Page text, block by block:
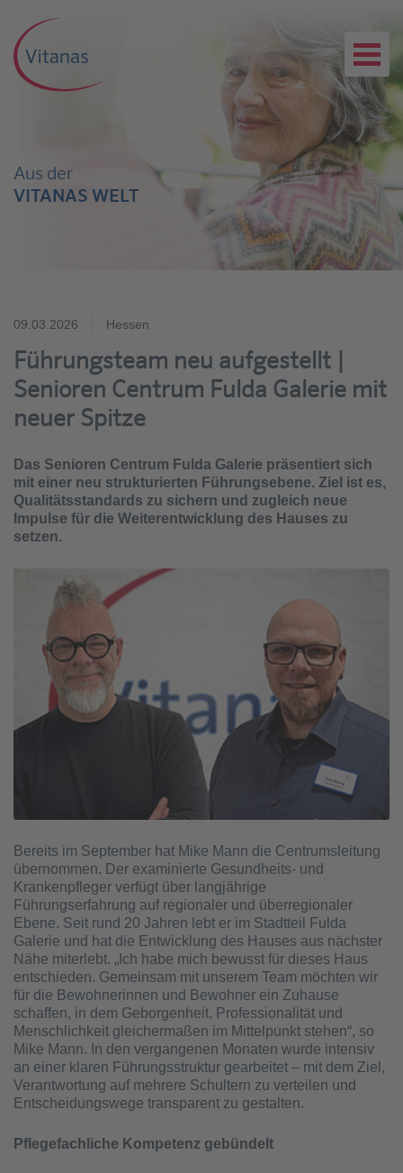
Aus der
VITANAS WELT
09.03.2026 Hessen
Führungsteam neu aufgestellt |
Senioren Centrum Fulda Galerie mit
neuer Spitze
Das Senioren Centrum Fulda Galerie präsentiert sich
mit einer neu strukturierten Führungsebene. Ziel ist es,
Qualitätsstandards zu sichern und zugleich neue
Impulse für die Weiterentwicklung des Hauses zu
setzen.
Bereits im September hat Mike Mann die Centrumsleitung
übernommen. Der examinierte Gesundheits- und
Krankenpfleger verfügt über langjährige
Führungserfahrung auf regionaler und überregionaler
Ebene. Seit rund 20 Jahren lebt er im Stadtteil Fulda
Galerie und hat die Entwicklung des Hauses aus nächster
Nähe miterlebt. „Ich habe mich bewusst für dieses Haus
entschieden. Gemeinsam mit unserem Team möchten wir
für die Bewohnerinnen und Bewohner ein Zuhause
schaffen, in dem Geborgenheit, Professionalität und
Menschlichkeit gleichermaßen im Mittelpunkt stehen“, so
Mike Mann. In den vergangenen Monaten wurde intensiv
an einer klaren Führungsstruktur gearbeitet – mit dem Ziel,
Verantwortung auf mehrere Schultern zu verteilen und
Entscheidungswege transparent zu gestalten.
Pflegefachliche Kompetenz gebündelt